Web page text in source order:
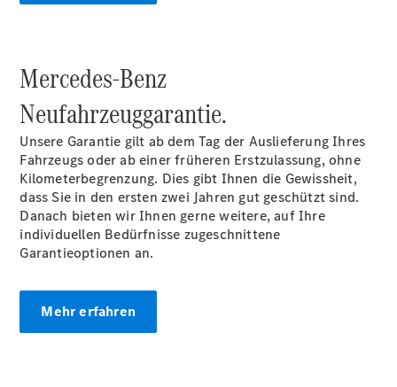
Service &
Zubehör
Transporter-
Services
Individuelle
Beratung
Mobilitätslösungen
Intelligente
Mercedes-
Benz
Mercedes-Benz
Neufahrzeuggarantie.
Unsere Garantie gilt ab dem Tag der Auslieferung Ihres
Fahrzeugs oder ab einer früheren Erstzulassung, ohne
Kilometerbegrenzung. Dies gibt Ihnen die Gewissheit,
dass Sie in den ersten zwei Jahren gut geschützt sind.
Danach bieten wir Ihnen gerne weitere, auf Ihre
individuellen Bedürfnisse zugeschnittene
Garantieoptionen an.
Mehr erfahren